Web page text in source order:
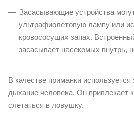
Засасывающие устройства
ультрафиолетовую лампу или
кровососущих запах.
засасывает насекомых внутрь,
В качестве приманки
дыхание человека. Он привлекает
слетаться в ловушку.